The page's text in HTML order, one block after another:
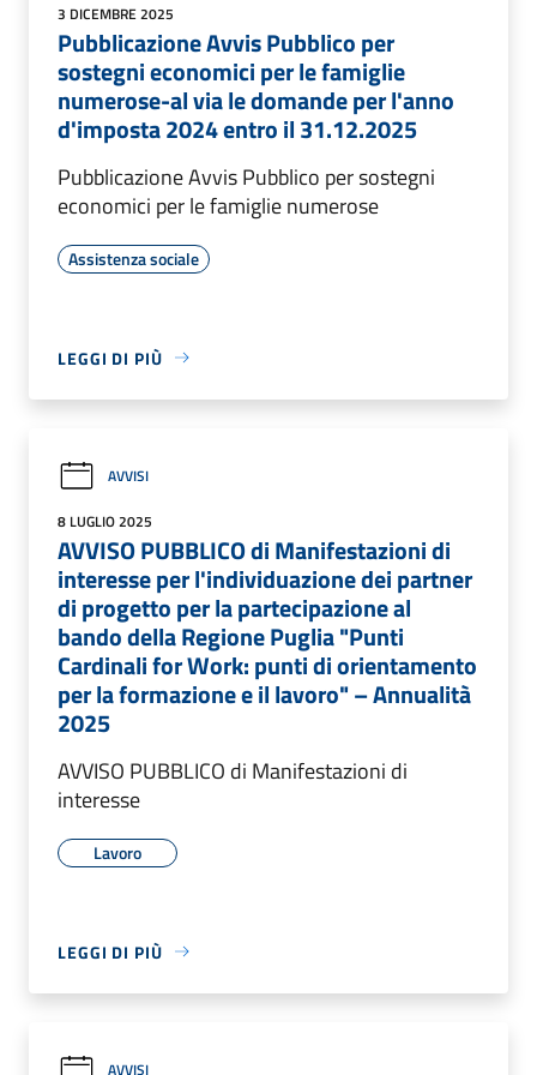
3 DICEMBRE 2025
Pubblicazione Avvis Pubblico per
sostegni economici per le famiglie
numerose-al via le domande per l'anno
d'imposta 2024 entro il 31.12.2025
Pubblicazione Avvis Pubblico per sostegni
economici per le famiglie numerose
Assistenza sociale
LEGGI DI PIÙ
AVVISI
8 LUGLIO 2025
AVVISO PUBBLICO di Manifestazioni di
interesse per l'individuazione dei partner
di progetto per la partecipazione al
bando della Regione Puglia "Punti
Cardinali for Work: punti di orientamento
per la formazione e il lavoro" – Annualità
2025
AVVISO PUBBLICO di Manifestazioni di
interesse
Lavoro
LEGGI DI PIÙ
AVVISI